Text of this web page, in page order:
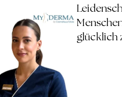
Leidenschaft,
Menschen schön und
glücklich zu machen."